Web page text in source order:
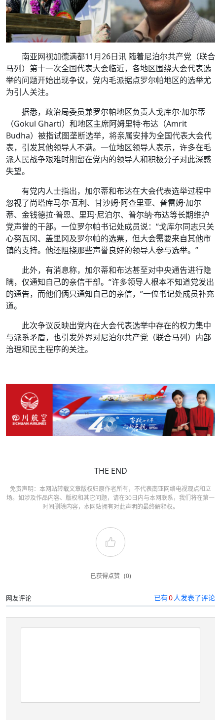
南亚网视加德满都11月26日讯 随着尼泊尔共产党（联合
马列）第十一次全国代表大会临近，各地区围绕大会代表选
举的问题开始出现争议，党内毛派据点罗尔帕地区的选举尤
为引人关注。
据悉，政治局委员兼罗尔帕地区负责人戈库尔·加尔蒂
（Gokul Gharti）和地区主席阿姆里特·布达（Amrit
Budha）被指试图垄断选举，将亲属安排为全国代表大会代
表，引发其他领导人不满。一位地区领导人表示，许多在毛
派人民战争艰难时期留在党内的领导人和积极分子对此深感
失望。
有党内人士指出，加尔蒂和布达在大会代表选举过程中
忽视了尚塔库马尔·瓦利、甘沙姆·阿查里亚、普雷姆·加尔
蒂、金钱德拉·普恩、里玛·尼泊尔、普尔纳·布达等长期维护
党声誉的干部。一位罗尔帕书记处成员说：“戈库尔同志只关
心努瓦冈、盖里冈及罗尔帕的选票，但大会需要来自其他市
镇的支持。他还阻挠那些声誉良好的领导人参与选举。”
此外，有消息称，加尔蒂和布达甚至对中央通告进行隐
瞒，仅通知自己的亲信干部。“许多领导人根本不知道党发出
的通告，而他们俩只通知自己的亲信，”一位书记处成员补充
道。
此次争议反映出党内在大会代表选举中存在的权力集中
与派系矛盾，也引发外界对尼泊尔共产党（联合马列）内部
治理和民主程序的关注。
THE END
免责声明：本网站转载文章版权归原作者所有，不代表南亚网络电视观点和立
场。如涉及作品内容、版权和其它问题，请在30日内与本网联系，我们将在第一
时间删除内容，本网站拥有对此声明的最终解释权。
已获得点赞 (0)
网友评论 已有0人发表了评论